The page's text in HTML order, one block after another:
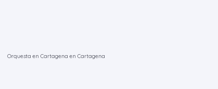
Orquesta en Cartagena en Cartagena